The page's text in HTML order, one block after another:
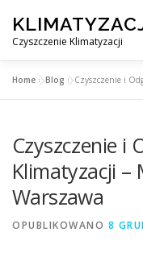
treściCzyszczenie Klimatyzacji
OBSŁUGIWANE
Home »Blog »Czyszczenie i
Czyszczenie i
Klimatyzacji –
Warszawa
OPUBLIKOWANO 8